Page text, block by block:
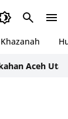
Khazanah
Utara,